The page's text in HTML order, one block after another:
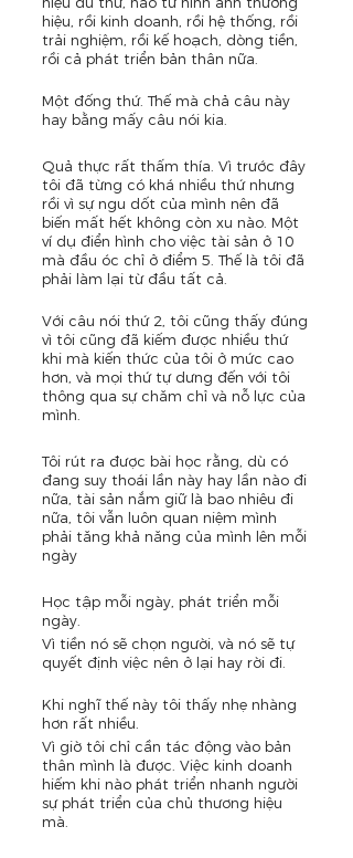
hiệu, rồi kinh doanh, rồi hệ thống, rồi
trải nghiệm, rồi kế hoạch, dòng tiền,
rồi cả phát triển bản thân nữa.
Một đống thứ. Thế mà chả câu này
hay bằng mấy câu nói kia.
Quả thực rất thấm thía. Vì trước đây
tôi đã từng có khá nhiều thứ nhưng
rồi vì sự ngu dốt của mình nên đã
biến mất hết không còn xu nào. Một
ví dụ điển hình cho việc tài sản ở 10
mà đầu óc chỉ ở điểm 5. Thế là tôi đã
phải làm lại từ đầu tất cả.
Với câu nói thứ 2, tôi cũng thấy đúng
vì tôi cũng đã kiếm được nhiều thứ
khi mà kiến thức của tôi ở mức cao
hơn, và mọi thứ tự dưng đến với tôi
thông qua sự chăm chỉ và nỗ lực của
mình.
Tôi rút ra được bài học rằng, dù có
đang suy thoái lần này hay lần nào đi
nữa, tài sản nắm giữ là bao nhiêu đi
nữa, tôi vẫn luôn quan niệm mình
phải tăng khả năng của mình lên mỗi
ngày
Học tập mỗi ngày, phát triển mỗi
ngày.
Vì tiền nó sẽ chọn người, và nó sẽ tự
quyết định việc nên ở lại hay rời đi.
Khi nghĩ thế này tôi thấy nhẹ nhàng
hơn rất nhiều.
Vì giờ tôi chỉ cần tác động vào bản
thân mình là được. Việc kinh doanh
hiếm khi nào phát triển nhanh người
sự phát triển của chủ thương hiệu
mà.